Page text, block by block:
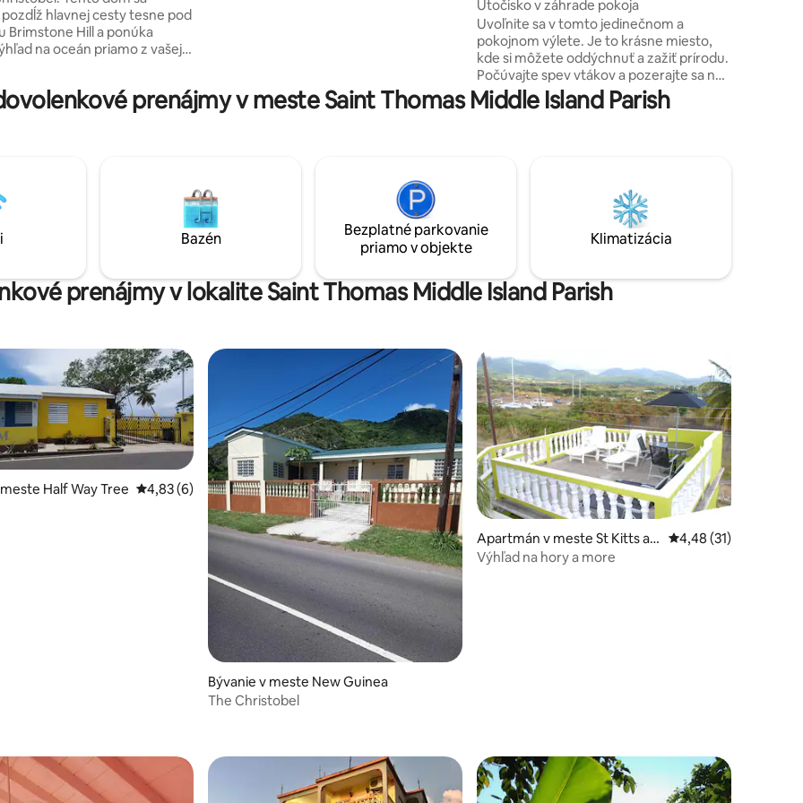
hlavnej cesty tesne pod
Brimstone Hill a ponúka
na oceán priamo z vašej
obývaciu izbu a
objekt je oplotený a je tu
Útočisko v záhrade pokoja
Uvoľnite sa v tomto jedinečnom a
pokojnom výlete. Je to krásne miesto,
kde si môžete oddýchnuť a zažiť prírodu.
Počúvajte spev vtákov a pozerajte sa na
krásnu záhradu s rozkvitnutými kvetmi,
zatiaľ čo si popíjate kávu pod stromom
prenájmy v meste Saint Thomas Middle Island Parish
Bazén
Bezplatné parkovanie
priamo v objekte
Klimatizácia
prenájmy v lokalite Saint Thomas Middle Island Parish
Half Way Tree Priemerné ohodnotenie 4,83 z 5, počet hodnotení: 6
4,83 (6)
Bývanie v meste New Guinea
The Christobel
Apartmán v meste St Kitts an
d Nevis
Priemerné
4,48 (31)
Výhľad na hory a more